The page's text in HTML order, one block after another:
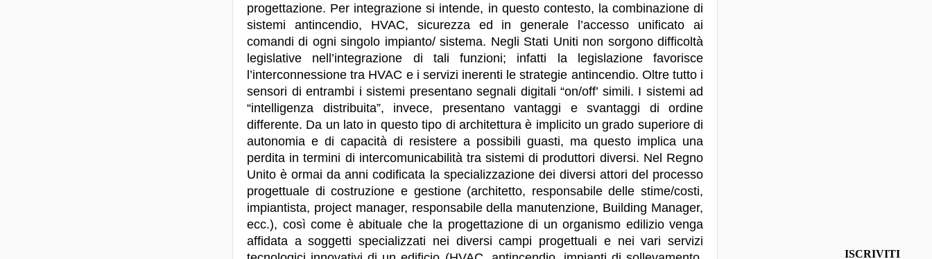
progettazione. Per integrazione si intende, in questo contesto, la combinazione di
sistemi antincendio, HVAC, sicurezza ed in generale l’accesso unificato ai
comandi di ogni singolo impianto/ sistema. Negli Stati Uniti non sorgono difficoltà
legislative nell’integrazione di tali funzioni; infatti la legislazione favorisce
l’interconnessione tra HVAC e i servizi inerenti le strategie antincendio. Oltre tutto i
sensori di entrambi i sistemi presentano segnali digitali “on/off’ simili. I sistemi ad
“intelligenza distribuita”, invece, presentano vantaggi e svantaggi di ordine
differente. Da un lato in questo tipo di architettura è implicito un grado superiore di
autonomia e di capacità di resistere a possibili guasti, ma questo implica una
perdita in termini di intercomunicabilità tra sistemi di produttori diversi. Nel Regno
Unito è ormai da anni codificata la specializzazione dei diversi attori del processo
progettuale di costruzione e gestione (architetto, responsabile delle stime/costi,
impiantista, project manager, responsabile della manutenzione, Building Manager,
ecc.), così come è abituale che la progettazione di un organismo edilizio venga
affidata a soggetti specializzati nei diversi campi progettuali e nei vari servizi
ISCRIVITI